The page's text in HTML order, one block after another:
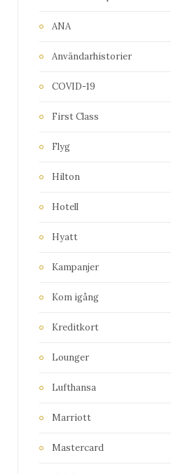
ANA
Användarhistorier
COVID-19
First Class
Flyg
Hilton
Hotell
Hyatt
Kampanjer
Kom igång
Kreditkort
Lounger
Lufthansa
Marriott
Mastercard